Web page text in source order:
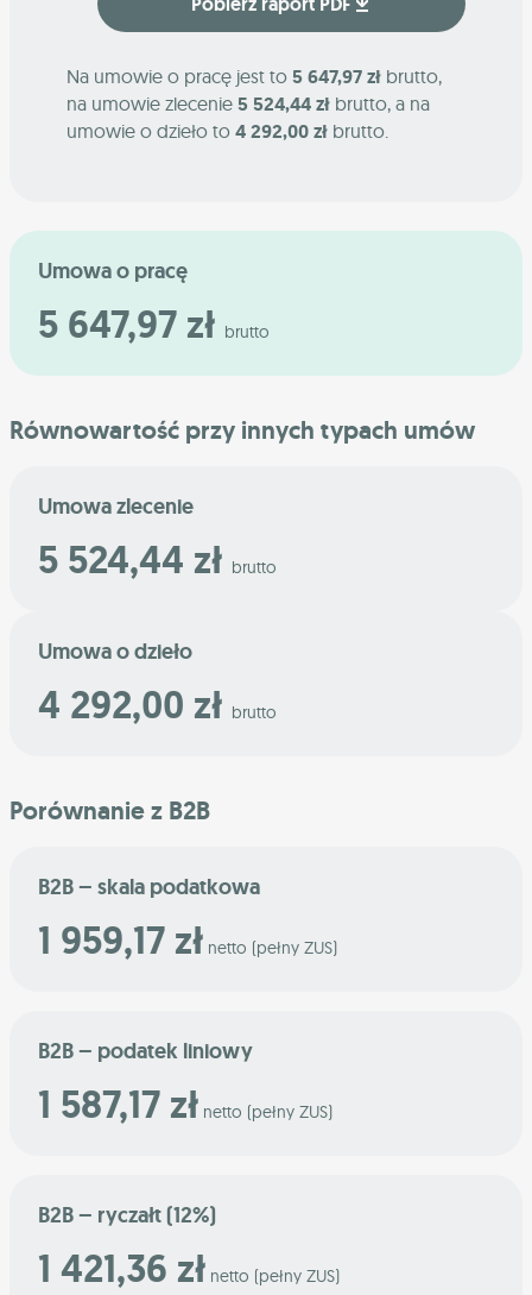
Na umowie o pracę jest to 5 647,97 zł brutto,
na umowie zlecenie 5 524,44 zł brutto, a na
umowie o dzieło to 4 292,00 zł brutto.
Umowa o pracę
5 647,97 zł brutto
Równowartość przy innych typach umów
Umowa zlecenie
5 524,44 zł brutto
Umowa o dzieło
4 292,00 zł brutto
Porównanie z B2B
B2B – skala podatkowa
1 959,17 zł netto (pełny ZUS)
B2B – podatek liniowy
1 587,17 zł netto (pełny ZUS)
B2B – ryczałt (12%)
1 421,36 zł netto (pełny ZUS)